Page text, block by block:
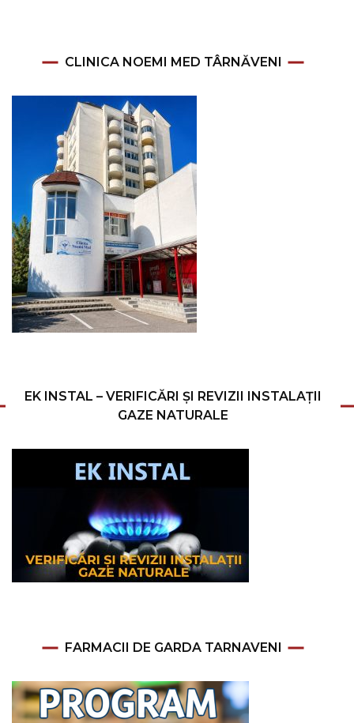
CLINICA NOEMI MED TÂRNĂVENI
EK INSTAL – VERIFICĂRI ȘI REVIZII INSTALAȚII
GAZE NATURALE
FARMACII DE GARDA TARNAVENI